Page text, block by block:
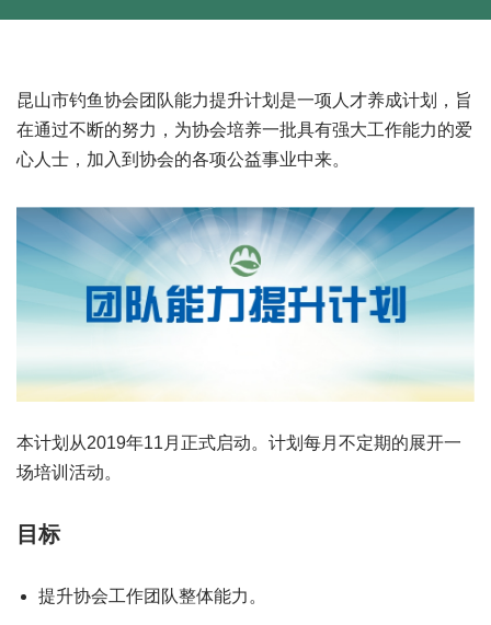
昆山市钓鱼协会团队能力提升计划是一项人才养成计划，旨
在通过不断的努力，为协会培养一批具有强大工作能力的爱
心人士，加入到协会的各项公益事业中来。
本计划从2019年11月正式启动。计划每月不定期的展开一
场培训活动。
目标
提升协会工作团队整体能力。